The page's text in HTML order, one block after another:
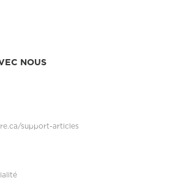
NOUS
support-articles